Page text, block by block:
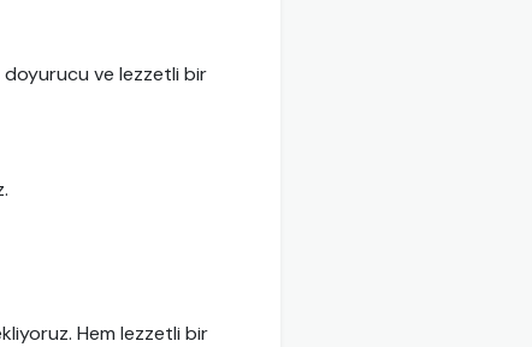
doyurucu ve lezzetli bir
Hem lezzetli bir